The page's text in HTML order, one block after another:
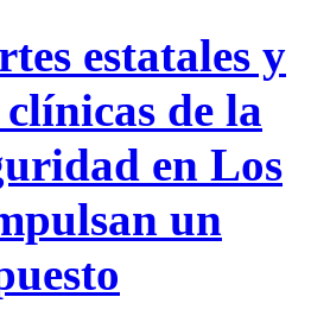
estatales y
de la
en Los
un